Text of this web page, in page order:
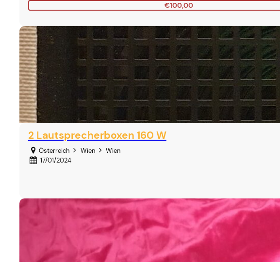
€100,00
2 Lautsprecherboxen 160 W
Österreich Wien
Wien
17/01/2024